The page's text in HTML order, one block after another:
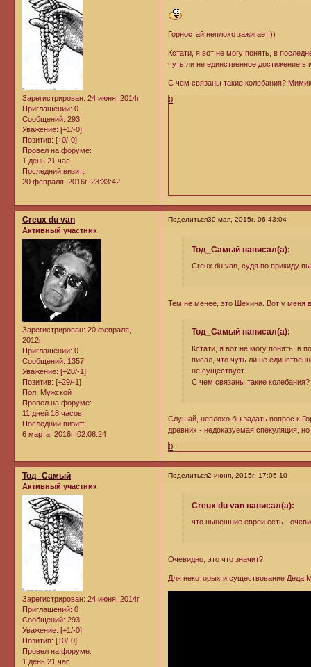
Зарегистрирован: 24 июня, 2014г.
Приглашений: 0
Сообщений: 293
Уважение: [+1/-0]
Позитив: [+0/-0]
Провел на форуме:
1 день 21 час
Последний визит:
20 февраля, 2016г. 23:33:42
Горностай неплохо зажигает.))
Кстати, я вот не могу понять, в
чуть ли не единственное достижение в
С чем связаны такие колебания?
0
Поделиться30 мая, 2015г. 06:43:04
Creux du van
Активный участник
Зарегистрирован: 20 февраля,
2012г.
Приглашений: 0
Сообщений: 1357
Уважение: [+20/-1]
Позитив: [+29/-1]
Пол: Мужской
Провел на форуме:
11 дней 18 часов
Последний визит:
6 марта, 2016г. 02:08:24
Тод_Самый написал(а):
Creux du van, судя по прикиду
Тем не менее, это Шехина. Вот у меня
Тод_Самый написал(а):
Кстати, я вот не могу понять, в
писал, что чуть ли не
не существует...
С чем связаны такие
Слушай, неплохо бы задать вопрос к
древних - недоказуемая спекуляция,
0
Поделиться2 июня, 2015г. 17:05:10
Тод_Самый
Активный участник
Зарегистрирован: 24 июня, 2014г.
Приглашений: 0
Сообщений: 293
Уважение: [+1/-0]
Позитив: [+0/-0]
Провел на форуме:
1 день 21 час
Creux du van написал(а):
что нынешние евреи есть -
Очевидно, это что значит?
Для некоторых и существование Деда